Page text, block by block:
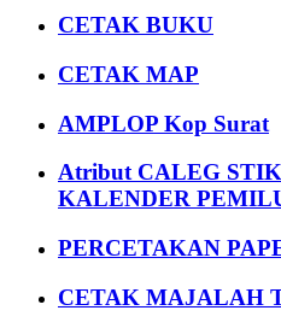
CETAK BUKU
CETAK MAP
AMPLOP Kop Surat
Atribut CALEG
KALENDER
PERCETAKAN
CETAK MAJALAH